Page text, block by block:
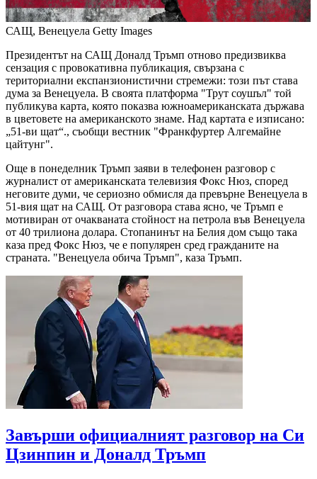
САЩ, Венецуела Getty Images
Президентът на САЩ Доналд Тръмп отново предизвиква
сензация с провокативна публикация, свързана с
териториални експанзионистични стремежи: този път става
дума за Венецуела. В своята платформа "Трут соушъл" той
публикува карта, която показва южноамериканската държава
в цветовете на американското знаме. Над картата е изписано:
„51-ви щат“., съобщи вестник "Франкфуртер Алгемайне
цайтунг".
Още в понеделник Тръмп заяви в телефонен разговор с
журналист от американската телевизия Фокс Нюз, според
неговите думи, че сериозно обмисля да превърне Венецуела в
51-вия щат на САЩ. От разговора става ясно, че Тръмп е
мотивиран от очакваната стойност на петрола във Венецуела
от 40 трилиона долара. Стопанинът на Белия дом също така
каза пред Фокс Нюз, че е популярен сред гражданите на
страната. "Венецуела обича Тръмп", каза Тръмп.
Завърши официалният разговор на Си
Цзинпин и Доналд Тръмп